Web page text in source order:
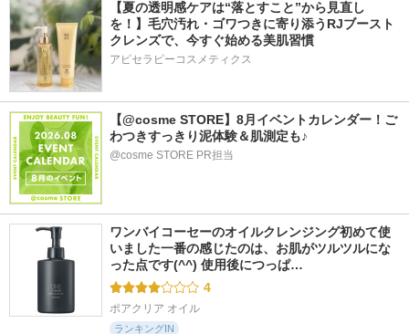
【夏の透明感ケアは“落とすこと”から見直し
を！】毛穴汚れ・ゴワつきに寄り添うRJブースト
クレンズで、今すぐ始める美肌習慣
アピセラピーコスメティクス
【@cosme STORE】8月イベントカレンダー！ご
わつきすっきり泥体験＆肌測定も♪
@cosme STORE PR担当
ワンバイコーセーのオイルクレンジング初めて使
いました一番の感じたのは、お肌がツルツルにな
った点です(^^) 使用後につっぱ…
4
ポアクリア オイル
ランキングIN